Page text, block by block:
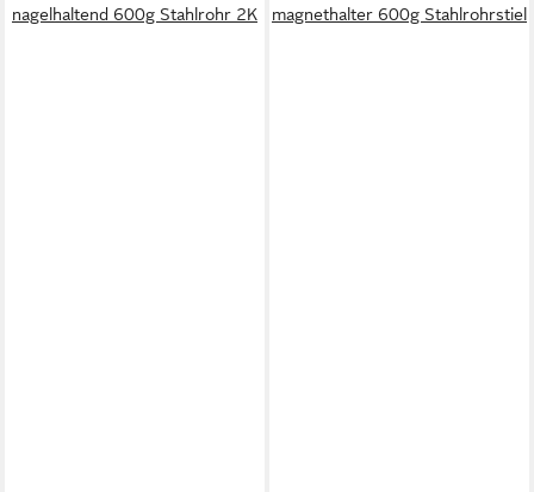
nagelhaltend 600g Stahlrohr 2K
magnethalter 600g Stahlrohrstiel